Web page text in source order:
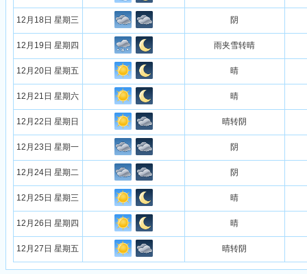
12月18日 星期三 阴
12月19日 星期四 雨夹雪转晴
12月20日 星期五 晴
12月21日 星期六 晴
12月22日 星期日 晴转阴
12月23日 星期一 阴
12月24日 星期二 阴
12月25日 星期三 晴
12月26日 星期四 晴
12月27日 星期五 晴转阴